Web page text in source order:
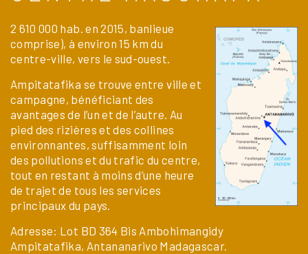
2 610 000 hab. en 2015, banlieue
comprise), à environ 15 km du
centre-ville, vers le sud-ouest.
Ampitatafika se trouve entre ville et
campagne, bénéficiant des
avantages de l’un et de l’autre. Au
pied des rizières et des collines
environnantes, suffisamment loin
des pollutions et du trafic du centre,
tout en restant à moins d’une heure
de trajet de tous les services
principaux du pays.
Adresse: Lot BD 364 Bis Ambohimangidy
Ampitatafika, Antananarivo Madagascar.